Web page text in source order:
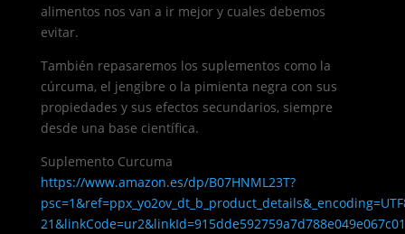
alimentos nos van a ir mejor y cuales debemos
evitar.
También repasaremos los suplementos como la
cúrcuma, el jengibre o la pimienta negra con sus
propiedades y sus efectos secundarios, siempre
desde una base científica.
Suplemento Curcuma
https://www.amazon.es/dp/B07HNML23T?